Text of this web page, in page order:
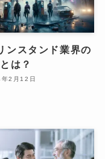
ンスタンド業界の
は？
2月12日